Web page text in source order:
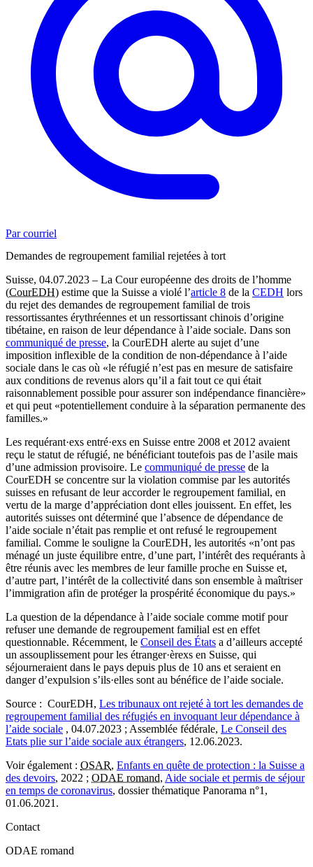
Par courriel
Demandes de regroupement familial rejetées à tort
Suisse, 04.07.2023 – La Cour européenne des droits de l’homme
(CourEDH) estime que la Suisse a violé l’article 8 de la CEDH lors
du rejet des demandes de regroupement familial de trois
ressortissantes érythréennes et un ressortissant chinois d’origine
tibétaine, en raison de leur dépendance à l’aide sociale. Dans son
communiqué de presse, la CourEDH alerte au sujet d’une
imposition inflexible de la condition de non-dépendance à l’aide
sociale dans le cas où «le réfugié n’est pas en mesure de satisfaire
aux conditions de revenus alors qu’il a fait tout ce qui était
raisonnablement possible pour assurer son indépendance financière»
et qui peut «potentiellement conduire à la séparation permanente des
familles.»
Les requérant·exs entré·exs en Suisse entre 2008 et 2012 avaient
reçu le statut de réfugié, ne bénéficiant toutefois pas de l’asile mais
d’une admission provisoire. Le communiqué de presse de la
CourEDH se concentre sur la violation commise par les autorités
suisses en refusant de leur accorder le regroupement familial, en
vertu de la marge d’appréciation dont elles jouissent. En effet, les
autorités suisses ont déterminé que l’absence de dépendance de
l’aide sociale n’était pas remplie et ont refusé le regroupement
familial. Comme le souligne la CourEDH, les autorités «n’ont pas
ménagé un juste équilibre entre, d’une part, l’intérêt des requérants à
être réunis avec les membres de leur famille proche en Suisse et,
d’autre part, l’intérêt de la collectivité dans son ensemble à maîtriser
l’immigration afin de protéger la prospérité économique du pays.»
La question de la dépendance à l’aide sociale comme motif pour
refuser une demande de regroupement familial est en effet
questionnable. Récemment, le Conseil des États a d’ailleurs accepté
un assouplissement pour les étranger·èrexs en Suisse, qui
séjourneraient dans le pays depuis plus de 10 ans et seraient en
danger d’expulsion s’ils·elles sont au bénéfice de l’aide sociale.
Source : CourEDH, Les tribunaux ont rejeté à tort les demandes de
regroupement familial des réfugiés en invoquant leur dépendance à
l’aide sociale , 04.07.2023 ; Assemblée fédérale, Le Conseil des
Etats plie sur l’aide sociale aux étrangers, 12.06.2023.
Voir également : OSAR, Enfants en quête de protection : la Suisse a
des devoirs, 2022 ; ODAE romand, Aide sociale et permis de séjour
en temps de coronavirus, dossier thématique Panorama n°1,
01.06.2021.
Contact
ODAE romand